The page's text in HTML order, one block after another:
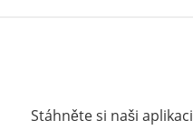
Stáhněte si naši aplikaci